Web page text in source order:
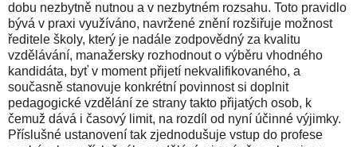
dobu nezbytně nutnou a v nezbytném rozsahu. Toto pravidlo
bývá v praxi využíváno, navržené znění rozšiřuje možnost
ředitele školy, který je nadále zodpovědný za kvalitu
vzdělávání, manažersky rozhodnout o výběru vhodného
kandidáta, byť v moment přijetí nekvalifikovaného, a
současně stanovuje konkrétní povinnost si doplnit
pedagogické vzdělání ze strany takto přijatých osob, k
čemuž dává i časový limit, na rozdíl od nyní účinné výjimky.
Příslušné ustanovení tak zjednodušuje vstup do profese